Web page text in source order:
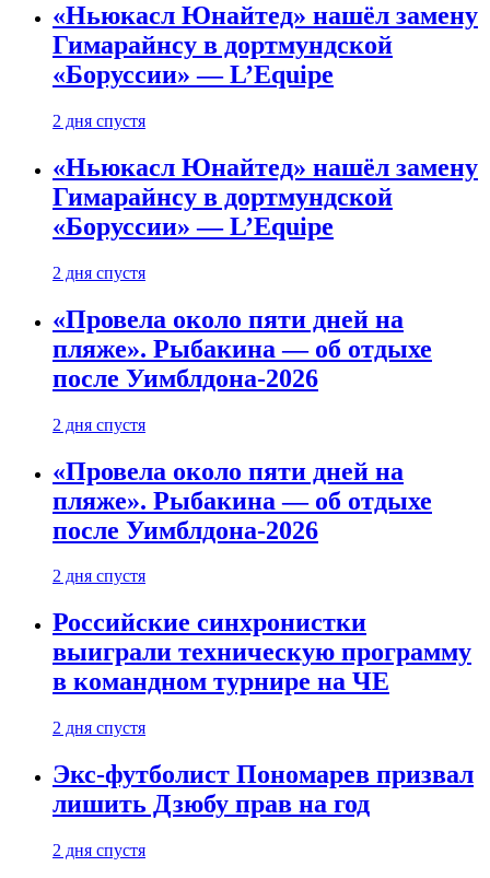
«Ньюкасл Юнайтед» нашёл замену
Гимарайнсу в дортмундской
«Боруссии» — L’Equipe
2 дня спустя
«Ньюкасл Юнайтед» нашёл замену
Гимарайнсу в дортмундской
«Боруссии» — L’Equipe
2 дня спустя
«Провела около пяти дней на
пляже». Рыбакина — об отдыхе
после Уимблдона-2026
2 дня спустя
«Провела около пяти дней на
пляже». Рыбакина — об отдыхе
после Уимблдона-2026
2 дня спустя
Российские синхронистки
выиграли техническую программу
в командном турнире на ЧЕ
2 дня спустя
Экс-футболист Пономарев призвал
лишить Дзюбу прав на год
2 дня спустя